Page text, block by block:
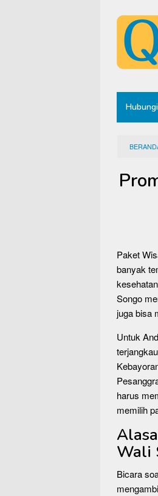
konten
Paket
banyak
Songo
juga bisa
Untuk
harus
memilih
Wali
Bicara